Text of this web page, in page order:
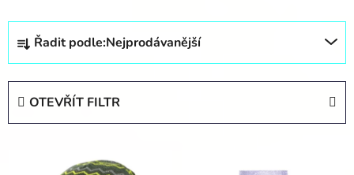
Ř
z
Řadit podle:Nejprodávanější
OTEVŘÍT FILTR